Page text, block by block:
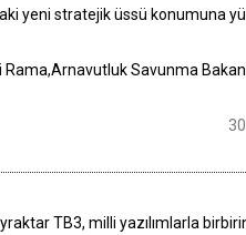
yeni stratejik üssü konumuna
Savunma
TB3, milli yazılımlarla